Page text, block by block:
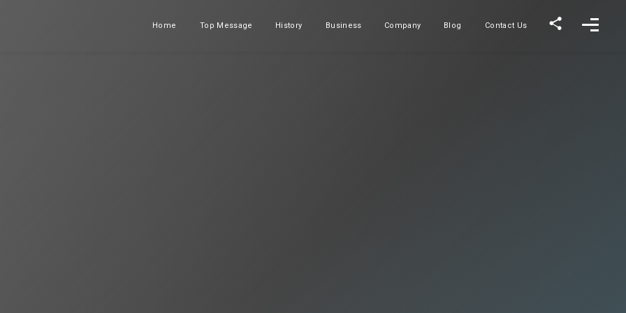
Home
ホーム Top Message
メッセージ History
沿革 Business
事業内容 Company
会社概要 Blog
ブログ Contact Us
お問い合わせ